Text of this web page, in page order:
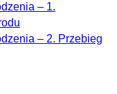
– 1.
– 2. Przebieg